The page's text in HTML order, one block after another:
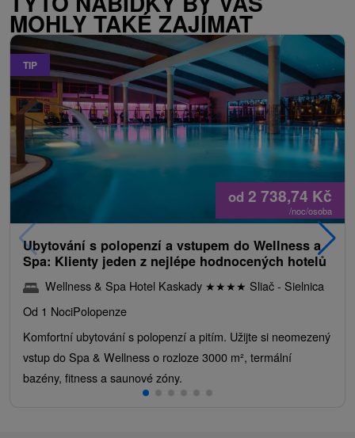
MOHLY TAKÉ ZAJÍMAT
TIP
od 2 738,74 Kč
/noc/osoba
Ubytování s polopenzí a vstupem do Wellness a
Spa: Klienty jeden z nejlépe hodnocených hotelů
Wellness & Spa Hotel Kaskady ★★★★ Sliač - Sielnica
Od 1 NociPolopenze
Komfortní ubytování s polopenzí a pitím. Užijte si neomezený
vstup do Spa & Wellness o rozloze 3000 m², termální
bazény, fitness a saunové zóny.